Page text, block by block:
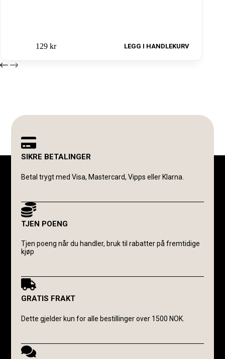
129 kr LEGG I HANDLEKURV
SIKRE BETALINGER
Betal trygt med Visa, Mastercard, Vipps eller Klarna.
TJEN POENG
Tjen poeng når du handler, bruk til rabatter på fremtidige
kjøp
GRATIS FRAKT
Dette gjelder kun for alle bestillinger over 1500 NOK.